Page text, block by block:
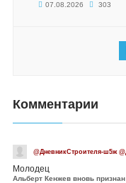
07.08.2026 303
Комментарии
@ДневникСтроителя-ш5ж
Молодец
Альберт Кенжев вновь